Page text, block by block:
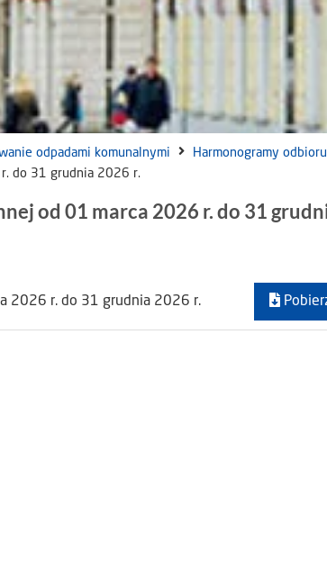
odpadami komunalnymi Harmonogramy
do 31 grudnia 2026 r.
od 01 marca 2026 r. do 31
2026 r. do 31 grudnia 2026 r.